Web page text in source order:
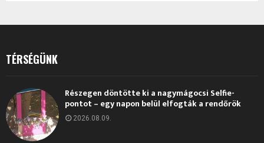
TÉRSÉGÜNK
Részegen döntötte ki a nagymágocsi Selfie-
pontot – egy napon belül elfogták a rendőrök
2026.08.09.